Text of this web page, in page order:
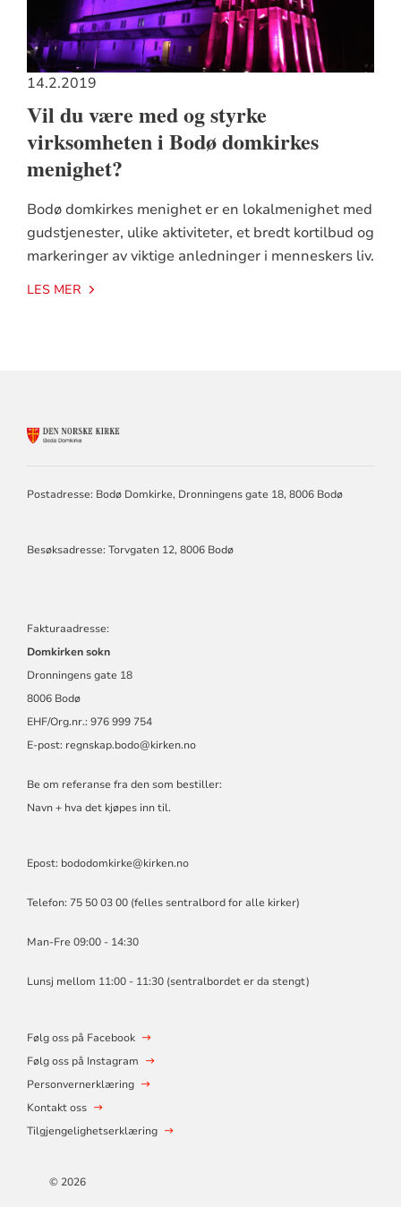
14.2.2019
Vil du være med og styrke
virksomheten i Bodø domkirkes
menighet?
Bodø domkirkes menighet er en lokalmenighet med
gudstjenester, ulike aktiviteter, et bredt kortilbud og
markeringer av viktige anledninger i menneskers liv.
LES MER
Postadresse: Bodø Domkirke, Dronningens gate 18, 8006 Bodø
Besøksadresse: Torvgaten 12, 8006 Bodø
Fakturaadresse:
Domkirken sokn
Dronningens gate 18
8006 Bodø
EHF/Org.nr.: 976 999 754
E-post: regnskap.bodo@kirken.no
Be om referanse fra den som bestiller:
Navn + hva det kjøpes inn til.
Epost: bododomkirke@kirken.no
Telefon: 75 50 03 00 (felles sentralbord for alle kirker)
Man-Fre 09:00 - 14:30
Lunsj mellom 11:00 - 11:30 (sentralbordet er da stengt)
Følg oss på Facebook
Følg oss på Instagram
Personvernerklæring
Kontakt oss
Tilgjengelighetserklæring
© 2026